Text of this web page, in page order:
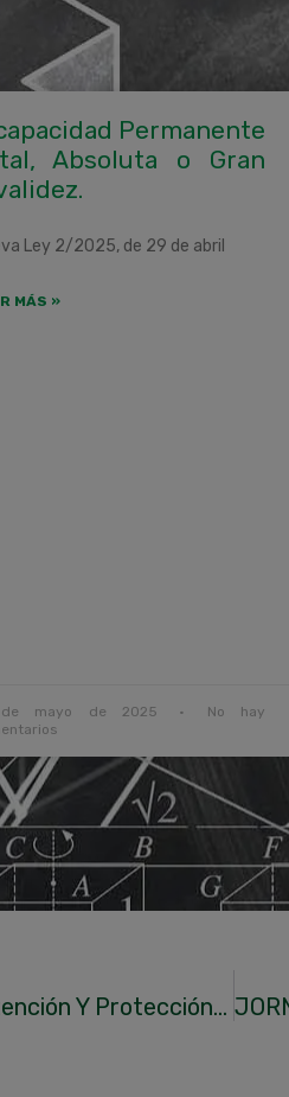
Permanente
Absoluta o Gran
Ley 2/2025, de 29 de abril
MÁS »
mayo de 2025
No hay
Sanidad Adelanta El Programa Para La Atención Y Protección De La Salud Durante Las Olas De Calor